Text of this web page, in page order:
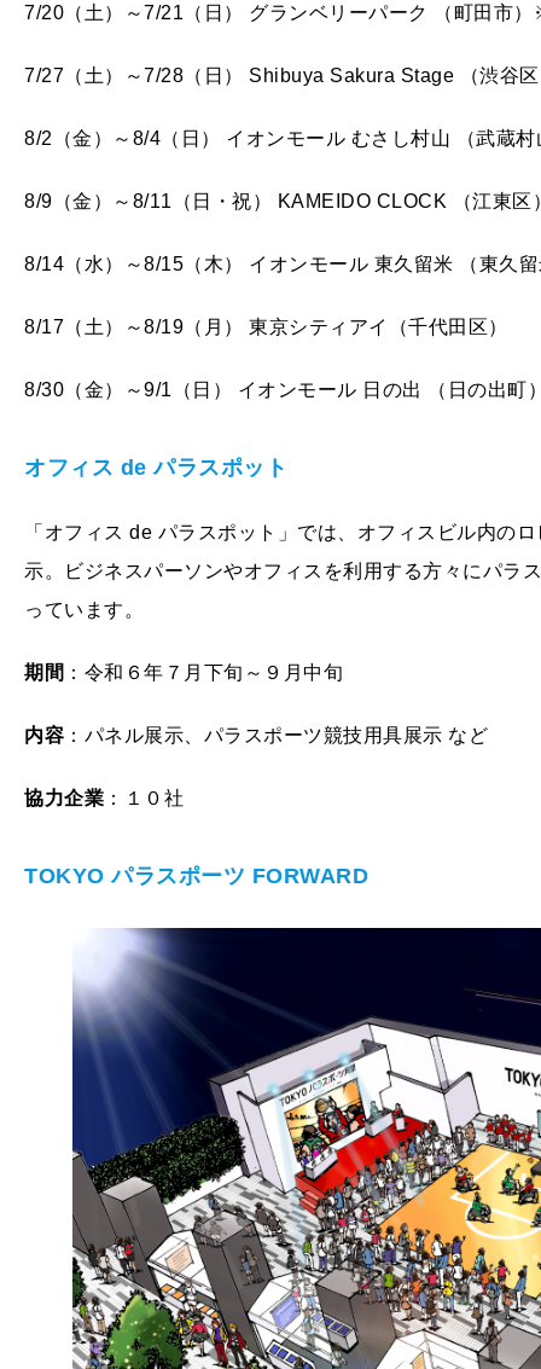
7/20（土）～7/21（日） グランベリーパーク （町田市
7/27（土）～7/28（日） Shibuya Sakura Stage （渋谷
8/2（金）～8/4（日） イオンモール むさし村山 （武蔵
8/9（金）～8/11（日・祝） KAMEIDO CLOCK （江東区
8/14（水）～8/15（木） イオンモール 東久留米 （東久
8/17（土）～8/19（月） 東京シティアイ（千代田区）
8/30（金）～9/1（日） イオンモール 日の出 （日の出町
オフィス de パラスポット
「オフィス de パラスポット」では、オフィスビル内の
示。ビジネスパーソンやオフィスを利用する方々にパラ
っています。
期間 ：令和６年７月下旬～９月中旬
内容 ：パネル展示、パラスポーツ競技用具展示 など
協力企業 ：１０社
TOKYO パラスポーツ FORWARD